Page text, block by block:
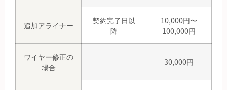
追加アライナー
契約完了日以
降
10,000円〜
100,000円
ワイヤー修正の
場合
30,000円